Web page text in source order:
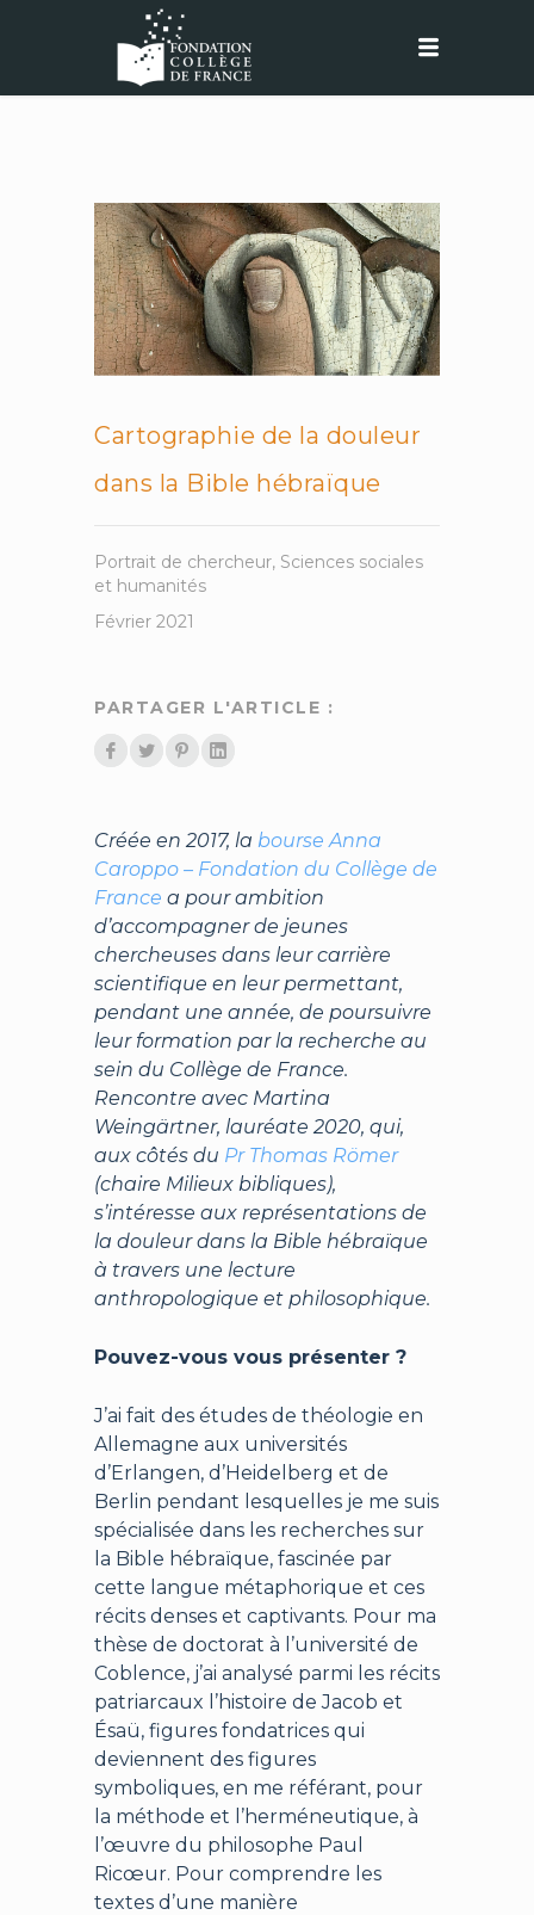
Cartographie de la douleur
dans la Bible hébraïque
Portrait de chercheur, Sciences sociales
et humanités
Février 2021
PARTAGER L'ARTICLE :
Créée en 2017, la bourse Anna
Caroppo – Fondation du Collège de
France a pour ambition
d’accompagner de jeunes
chercheuses dans leur carrière
scientifique en leur permettant,
pendant une année, de poursuivre
leur formation par la recherche au
sein du Collège de France.
Rencontre avec Martina
Weingärtner, lauréate 2020, qui,
aux côtés du Pr Thomas Römer
(chaire Milieux bibliques),
s’intéresse aux représentations de
la douleur dans la Bible hébraïque
à travers une lecture
anthropologique et philosophique.
Pouvez-vous vous présenter ?
J’ai fait des études de théologie en
Allemagne aux universités
d’Erlangen, d’Heidelberg et de
Berlin pendant lesquelles je me suis
spécialisée dans les recherches sur
la Bible hébraïque, fascinée par
cette langue métaphorique et ces
récits denses et captivants. Pour ma
thèse de doctorat à l’université de
Coblence, j’ai analysé parmi les récits
patriarcaux l’histoire de Jacob et
Ésaü, figures fondatrices qui
deviennent des figures
symboliques, en me référant, pour
la méthode et l’herméneutique, à
l’œuvre du philosophe Paul
Ricœur. Pour comprendre les
textes d’une manière